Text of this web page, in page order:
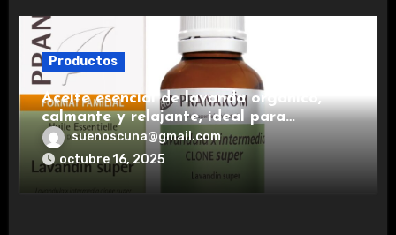
Productos
Aceite esencial de lavanda orgánico,
calmante y relajante, ideal para
aromaterapia.
suenoscuna@gmail.com
octubre 16, 2025